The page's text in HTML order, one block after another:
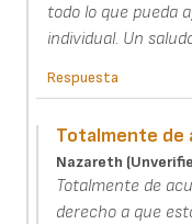
todo lo que pueda
individual. Un
Respuesta
Totalmente de
Nazareth
Totalmente de
derecho a que